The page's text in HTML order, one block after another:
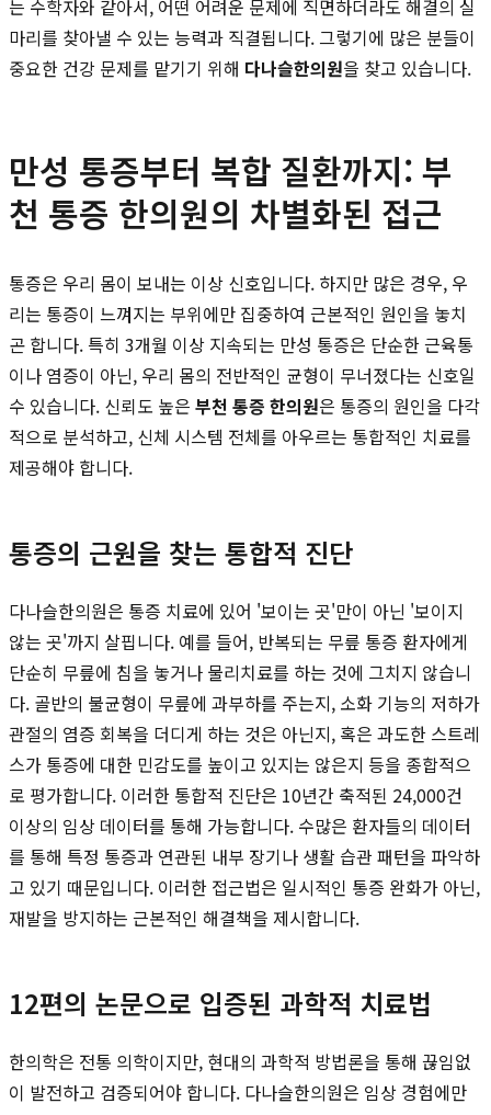
는 수학자와 같아서, 어떤 어려운 문제에 직면하더라도 해결의 실
마리를 찾아낼 수 있는 능력과 직결됩니다. 그렇기에 많은 분들이
중요한 건강 문제를 맡기기 위해 다나슬한의원을 찾고 있습니다.
만성 통증부터 복합 질환까지: 부
천 통증 한의원의 차별화된 접근
통증은 우리 몸이 보내는 이상 신호입니다. 하지만 많은 경우, 우
리는 통증이 느껴지는 부위에만 집중하여 근본적인 원인을 놓치
곤 합니다. 특히 3개월 이상 지속되는 만성 통증은 단순한 근육통
이나 염증이 아닌, 우리 몸의 전반적인 균형이 무너졌다는 신호일
수 있습니다. 신뢰도 높은 부천 통증 한의원은 통증의 원인을 다각
적으로 분석하고, 신체 시스템 전체를 아우르는 통합적인 치료를
제공해야 합니다.
통증의 근원을 찾는 통합적 진단
다나슬한의원은 통증 치료에 있어 '보이는 곳'만이 아닌 '보이지
않는 곳'까지 살핍니다. 예를 들어, 반복되는 무릎 통증 환자에게
단순히 무릎에 침을 놓거나 물리치료를 하는 것에 그치지 않습니
다. 골반의 불균형이 무릎에 과부하를 주는지, 소화 기능의 저하가
관절의 염증 회복을 더디게 하는 것은 아닌지, 혹은 과도한 스트레
스가 통증에 대한 민감도를 높이고 있지는 않은지 등을 종합적으
로 평가합니다. 이러한 통합적 진단은 10년간 축적된 24,000건
이상의 임상 데이터를 통해 가능합니다. 수많은 환자들의 데이터
를 통해 특정 통증과 연관된 내부 장기나 생활 습관 패턴을 파악하
고 있기 때문입니다. 이러한 접근법은 일시적인 통증 완화가 아닌,
재발을 방지하는 근본적인 해결책을 제시합니다.
12편의 논문으로 입증된 과학적 치료법
한의학은 전통 의학이지만, 현대의 과학적 방법론을 통해 끊임없
이 발전하고 검증되어야 합니다. 다나슬한의원은 임상 경험에만